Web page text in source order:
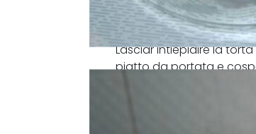
Lasciar intiepidire la
piatto da portata e